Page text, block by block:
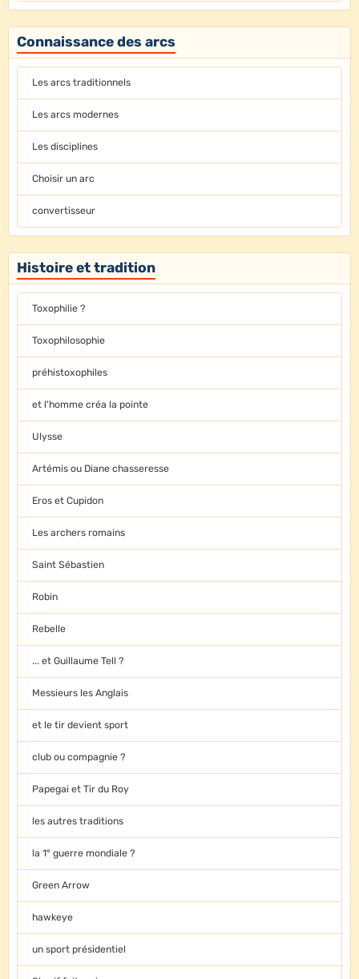
Connaissance des arcs
Les arcs traditionnels
Les arcs modernes
Les disciplines
Choisir un arc
convertisseur
Histoire et tradition
Toxophilie ?
Toxophilosophie
préhistoxophiles
et l'homme créa la pointe
Ulysse
Artémis ou Diane chasseresse
Eros et Cupidon
Les archers romains
Saint Sébastien
Robin
Rebelle
... et Guillaume Tell ?
Messieurs les Anglais
et le tir devient sport
club ou compagnie ?
Papegai et Tir du Roy
les autres traditions
la 1° guerre mondiale ?
Green Arrow
hawkeye
un sport présidentiel